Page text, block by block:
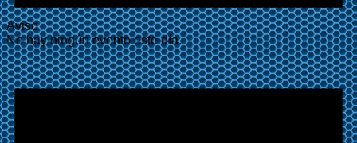
Aviso
No hay ningún evento este día.